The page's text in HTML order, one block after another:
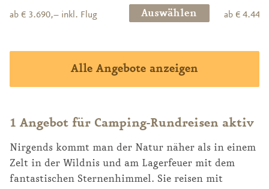
ab € 3.690,– inkl. Flug Auswählen ab €
Alle Angebote anzeigen
1 Angebot für Camping-Rundreisen aktiv
Nirgends kommt man der Natur näher als in einem
Zelt in der Wildnis und am Lagerfeuer mit dem
fantastischen Sternenhimmel. Sie reisen mit